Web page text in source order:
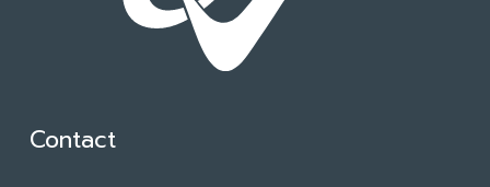
Contact